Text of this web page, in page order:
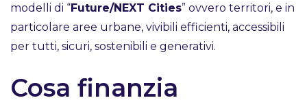
modelli di “Future/NEXT Cities” ovvero territori, e in
particolare aree urbane, vivibili efficienti, accessibili
per tutti, sicuri, sostenibili e generativi.
Cosa finanzia